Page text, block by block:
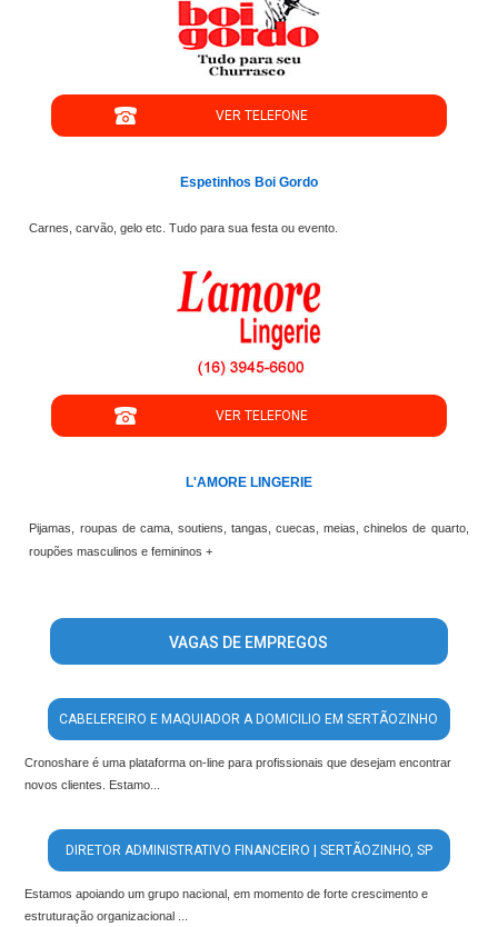
VER TELEFONE
Espetinhos Boi Gordo
Carnes, carvão, gelo etc. Tudo para sua festa ou evento.
VER TELEFONE
L'AMORE LINGERIE
Pijamas, roupas de cama, soutiens, tangas, cuecas, meias, chinelos de quarto,
roupões masculinos e femininos +
VAGAS DE EMPREGOS
CABELEREIRO E MAQUIADOR A DOMICILIO EM SERTÃOZINHO
Cronoshare é uma plataforma on-line para profissionais que desejam encontrar
novos clientes. Estamo...
DIRETOR ADMINISTRATIVO FINANCEIRO | SERTÃOZINHO, SP
Estamos apoiando um grupo nacional, em momento de forte crescimento e
estruturação organizacional ...